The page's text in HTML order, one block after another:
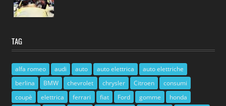
TAG
alfa romeo audi auto auto elettrica
auto elettriche
berlina
BMW chevrolet chrysler Citroen
consumi
coupè
elettrica ferrari fiat Ford gomme
honda